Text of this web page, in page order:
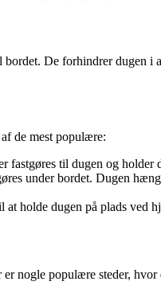
De forhindrer
de mest populære:
fastgøres til dugen og
under bordet. Dugen
holde dugen på plads ved
nogle populære steder,